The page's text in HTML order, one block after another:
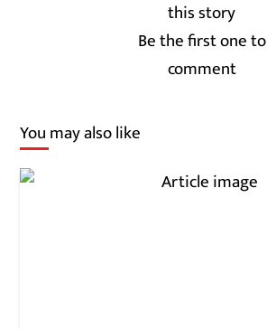
Be the first one to
comment
You may also like